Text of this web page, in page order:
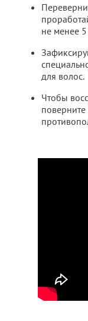
не менее
для волос.
Чтобы